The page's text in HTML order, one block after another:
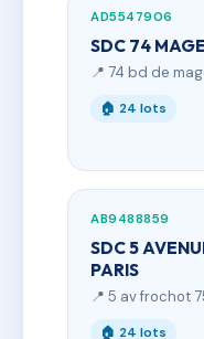
AD5547906
SDC 74
📍 74 bd de
🏠 24 lots
AB9488859
SDC 5
PARIS
📍 5 av frochot
🏠 24 lots